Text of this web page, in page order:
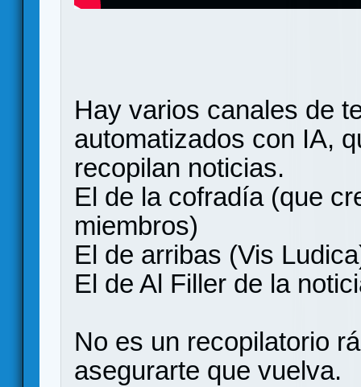
Hay varios canales de
automatizados con IA,
recopilan noticias.
El de la cofradía (que
miembros)
El de arribas (Vis
El de Al Filler de la
No es un recopilatorio
asegurarte que vuelva.